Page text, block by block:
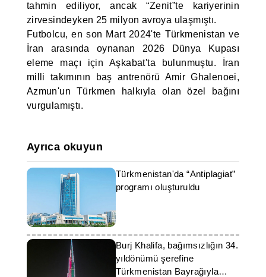
tahmin ediliyor, ancak “Zenit”te kariyerinin
zirvesindeyken 25 milyon avroya ulaşmıştı.
Futbolcu, en son Mart 2024'te Türkmenistan ve
İran arasında oynanan 2026 Dünya Kupası
eleme maçı için Aşkabat'ta bulunmuştu. İran
milli takımının baş antrenörü Amir Ghalenoei,
Azmun'un Türkmen halkıyla olan özel bağını
vurgulamıştı.
Ayrıca okuyun
Türkmenistan'da “Antiplagiat”
programı oluşturuldu
Burj Khalifa, bağımsızlığın 34.
yıldönümü şerefine
Türkmenistan Bayrağıyla